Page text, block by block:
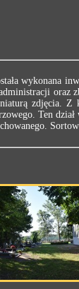
wykonana
oraz
zdjęcia. Z
Ten